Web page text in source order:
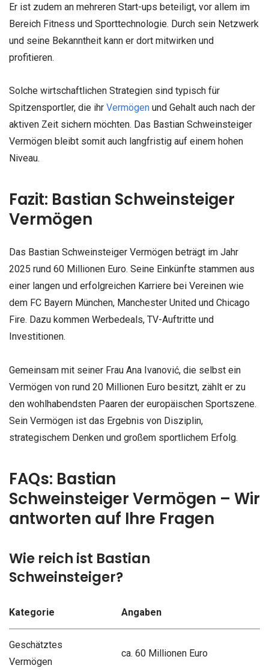
Er ist zudem an mehreren Start-ups beteiligt, vor allem im
Bereich Fitness und Sporttechnologie. Durch sein Netzwerk
und seine Bekanntheit kann er dort mitwirken und
profitieren.
Solche wirtschaftlichen Strategien sind typisch für
Spitzensportler, die ihr Vermögen und Gehalt auch nach der
aktiven Zeit sichern möchten. Das Bastian Schweinsteiger
Vermögen bleibt somit auch langfristig auf einem hohen
Niveau.
Fazit: Bastian Schweinsteiger
Vermögen
Das Bastian Schweinsteiger Vermögen beträgt im Jahr
2025 rund 60 Millionen Euro. Seine Einkünfte stammen aus
einer langen und erfolgreichen Karriere bei Vereinen wie
dem FC Bayern München, Manchester United und Chicago
Fire. Dazu kommen Werbedeals, TV-Auftritte und
Investitionen.
Gemeinsam mit seiner Frau Ana Ivanović, die selbst ein
Vermögen von rund 20 Millionen Euro besitzt, zählt er zu
den wohlhabendsten Paaren der europäischen Sportszene.
Sein Vermögen ist das Ergebnis von Disziplin,
strategischem Denken und großem sportlichem Erfolg.
FAQs: Bastian
Schweinsteiger Vermögen – Wir
antworten auf Ihre Fragen
Wie reich ist Bastian
Schweinsteiger?
Kategorie Angaben
Geschätztes
Vermögen
ca. 60 Millionen Euro